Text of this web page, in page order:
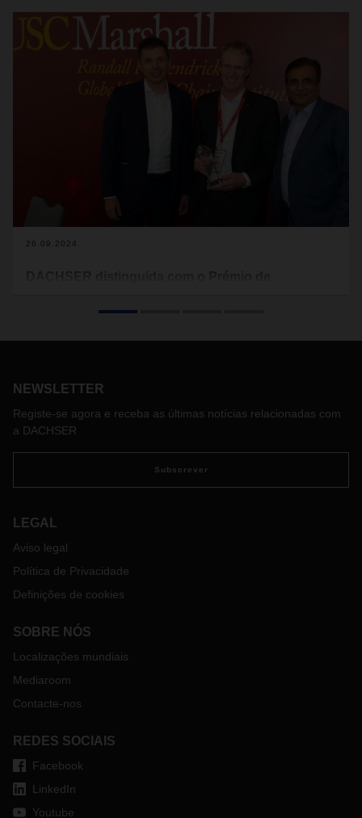
26.09.2024
investigação dos EUA, reconhece compromisso da
NEWSLETTER
Registe-se agora e receba as últimas notícias relacionadas com
a DACHSER
Subscrever
LEGAL
Aviso legal
Política de Privacidade
Definições de cookies
SOBRE NÓS
Localizações mundiais
Mediaroom
Contacte-nos
REDES SOCIAIS
Facebook
LinkedIn
Youtube